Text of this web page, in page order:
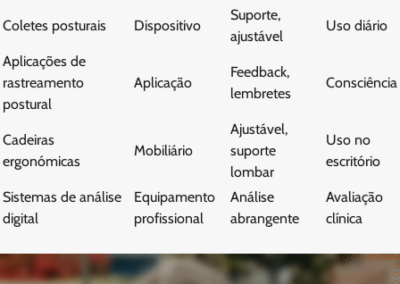
Coletes posturais Dispositivo
Suporte,
ajustável
Uso diário
Aplicações de
rastreamento
postural
Aplicação
Feedback,
lembretes
Consciência
Cadeiras
ergonómicas
Mobiliário
Ajustável,
suporte
lombar
Uso no
escritório
Sistemas de análise
digital
Equipamento
profissional
Análise
abrangente
Avaliação
clínica